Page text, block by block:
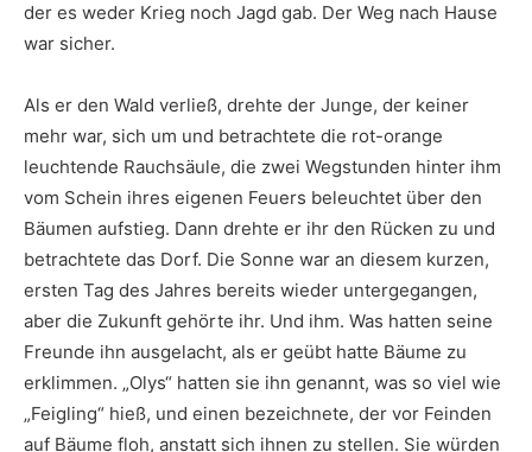
der es weder Krieg noch Jagd gab. Der Weg nach Hause
war sicher.
Als er den Wald verließ, drehte der Junge, der keiner
mehr war, sich um und betrachtete die rot-orange
leuchtende Rauchsäule, die zwei Wegstunden hinter ihm
vom Schein ihres eigenen Feuers beleuchtet über den
Bäumen aufstieg. Dann drehte er ihr den Rücken zu und
betrachtete das Dorf. Die Sonne war an diesem kurzen,
ersten Tag des Jahres bereits wieder untergegangen,
aber die Zukunft gehörte ihr. Und ihm. Was hatten seine
Freunde ihn ausgelacht, als er geübt hatte Bäume zu
erklimmen. „Olys“ hatten sie ihn genannt, was so viel wie
„Feigling“ hieß, und einen bezeichnete, der vor Feinden
auf Bäume floh, anstatt sich ihnen zu stellen. Sie würden